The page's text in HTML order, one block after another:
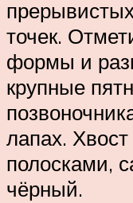
точек.
формы и
крупные
лапах.
полосками,
чёрный.